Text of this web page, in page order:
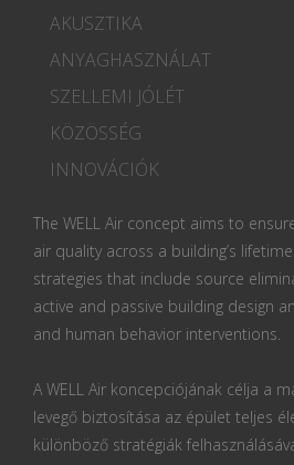
AKUSZTIKA
ANYAGHASZNÁLAT
SZELLEMI JÓLÉT
KÖZÖSSÉG
INNOVÁCIÓK
The WELL Air concept aims to
air quality across a building’s
strategies that include source
active and passive building design
and human behavior interventions.
A WELL Air koncepciójának célja a
levegő biztosítása az épület teljes
különböző stratégiák